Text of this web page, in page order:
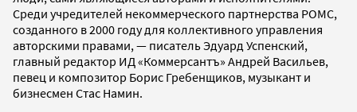
Среди учредителей некоммерческого партнерства РОМС,
созданного в 2000 году для коллективного управления
авторскими правами, — писатель Эдуард Успенский,
главный редактор ИД «Коммерсантъ» Андрей Васильев,
певец и композитор Борис Гребенщиков, музыкант и
бизнесмен Стас Намин.